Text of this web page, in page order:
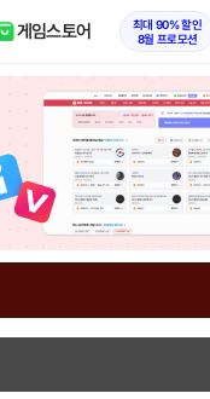
게임스토어
최대 90% 할인
8월 프로모션